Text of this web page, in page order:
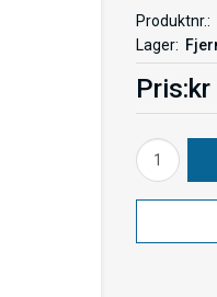
Produktnr.
Lager
Pris